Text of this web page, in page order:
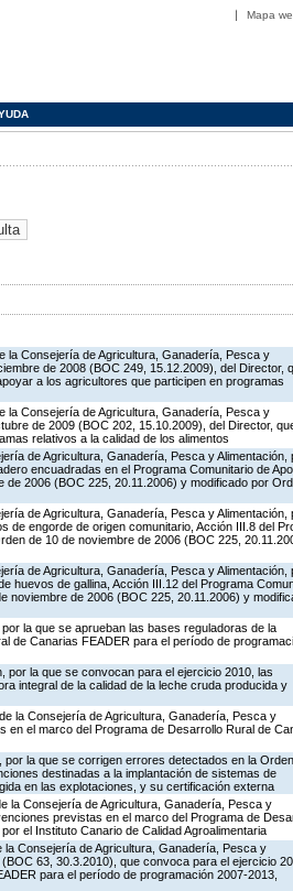
Mapa
la Consejería de Agricultura, Ganadería, Pesca y
de 2008 (BOC 249, 15.12.2009), del Director,
a los agricultores que participen en programas
la Consejería de Agricultura, Ganadería, Pesca y
de 2009 (BOC 202, 15.10.2009), del Director,
relativos a la calidad de los alimentos
de Agricultura, Ganadería, Pesca y Alimentación,
encuadradas en el Programa Comunitario de
2006 (BOC 225, 20.11.2006) y modificado por
de Agricultura, Ganadería, Pesca y Alimentación,
de engorde de origen comunitario, Acción III.8 del
de 10 de noviembre de 2006 (BOC 225,
de Agricultura, Ganadería, Pesca y Alimentación,
huevos de gallina, Acción III.12 del Programa
noviembre de 2006 (BOC 225, 20.11.2006) y
la que se aprueban las bases reguladoras de la
de Canarias FEADER para el período de
por la que se convocan para el ejercicio 2010, las
integral de la calidad de la leche cruda producida y
la Consejería de Agricultura, Ganadería, Pesca y
el marco del Programa de Desarrollo Rural de
la que se corrigen errores detectados en la
destinadas a la implantación de sistemas de
en las explotaciones, y su certificación externa
la Consejería de Agricultura, Ganadería, Pesca y
previstas en el marco del Programa de
el Instituto Canario de Calidad Agroalimentaria
la Consejería de Agricultura, Ganadería, Pesca y
63, 30.3.2010), que convoca para el ejercicio
para el período de programación 2007-2013,